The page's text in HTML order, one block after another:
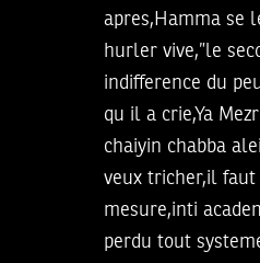
apres,Hamma se
hurler vive,”le
indifference du
qu il a crie,Ya
chaiyin chabba
veux tricher,il
mesure,inti
perdu tout